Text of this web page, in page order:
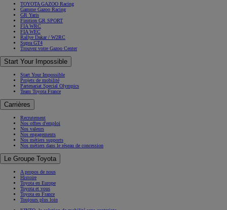
TOYOTA GAZOO Racing
Gamme Gazoo Racing
GR Yaris
Finition GR SPORT
FIA WRC
FIA WEC
Rallye Dakar / W2RC
Supra GT4
Trouvez votre Gazoo Center
Start Your Impossible
Start Your Impossible
Projets de mobilité
Partenariat Special Olympics
Team Toyota France
Carrières
Recrutement
Nos offres d'emploi
Nos valeurs
Nos engagements
Nos métiers supports
Nos métiers dans le réseau de concession
Le Groupe Toyota
A propos de nous
Histoire
Toyota en Europe
Toyota et vous
Toyota en France
Toujours plus loin